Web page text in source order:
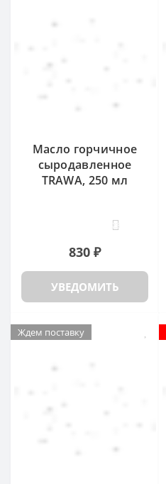
Масло горчичное
сыродавленное
TRAWA, 250 мл
23
830 ₽
УВЕДОМИТЬ
Ждем поставку